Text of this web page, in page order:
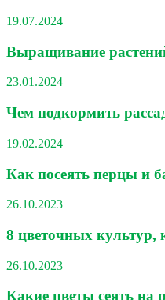
19.07.2024
Выращивание
23.01.2024
Чем подкормить
19.02.2024
Как посеять перцы и
26.10.2023
8 цветочных культур,
26.10.2023
Какие цветы сеять на